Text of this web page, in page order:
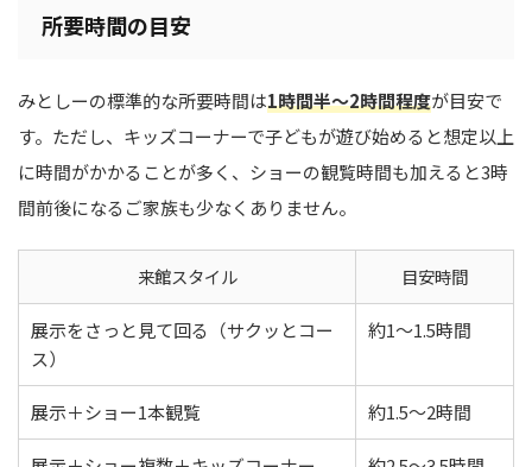
所要時間の目安
みとしーの標準的な所要時間は1時間半〜2時間程度が目安で
す。ただし、キッズコーナーで子どもが遊び始めると想定以上
に時間がかかることが多く、ショーの観覧時間も加えると3時
間前後になるご家族も少なくありません。
来館スタイル 目安時間
展示をさっと見て回る（サクッとコー
ス）
約1〜1.5時間
展示＋ショー1本観覧 約1.5〜2時間